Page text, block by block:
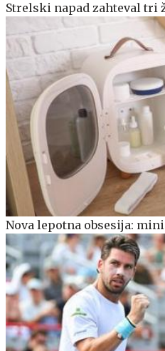
Strelski napad zahteval tri
Nova lepotna obsesija: